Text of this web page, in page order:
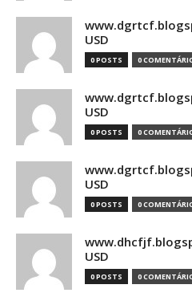
USD
0 POSTS 0
USD
0 POSTS 0
USD
0 POSTS 0
USD
0 POSTS 0